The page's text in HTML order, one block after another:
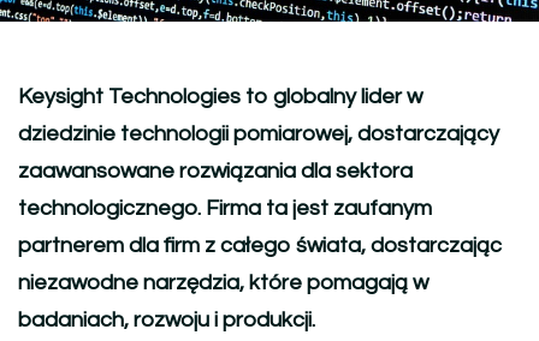
Keysight Technologies to globalny lider w
dziedzinie technologii pomiarowej, dostarczający
zaawansowane rozwiązania dla sektora
technologicznego. Firma ta jest zaufanym
partnerem dla firm z całego świata, dostarczając
niezawodne narzędzia, które pomagają w
badaniach, rozwoju i produkcji.